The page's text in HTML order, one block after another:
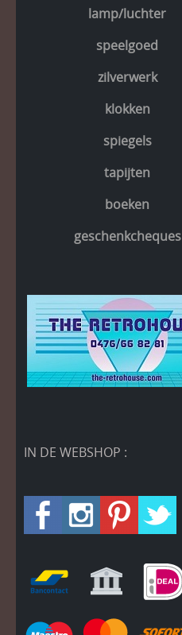
lamp/luchter
speelgoed
zilverwerk
klokken
spiegels
tapijten
boeken
geschenkcheques
IN DE WEBSHOP :